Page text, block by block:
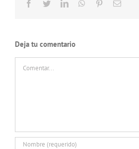
Facebook
TwitterLinkedInWhatsApp
PinterestCorreo
Deja tu comentario